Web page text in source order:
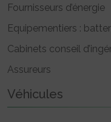
Fournisseurs d’énergie
Equipementiers :
Cabinets conseil
Assureurs
Véhicules